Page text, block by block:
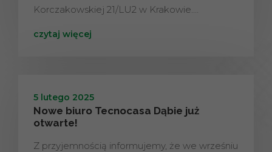
Korczakowskiej 21/LU2 w Krakowie.…
czytaj więcej
5 lutego 2025
Nowe biuro Tecnocasa Dąbie już
otwarte!
Z przyjemnością informujemy, że we wrześniu